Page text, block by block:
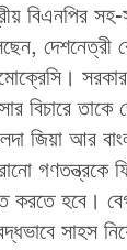
বিএনপির
দেশনেত্রী
বিচারে তাকে
জিয়া আর
গণতন্ত্রকে
করতে হবে।
সাহস